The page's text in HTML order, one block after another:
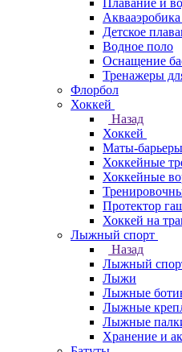
Плавание и
Детское
Водное поло
Оснащение
Тренажеры
Флорбол
Хоккей
Назад
Хоккей
Маты-
Хоккейные
Хоккейные
Протектор
Хоккей на
Лыжный спорт
Назад
Лыжный
Лыжи
Лыжные
Лыжные
Лыжные
Хранение и